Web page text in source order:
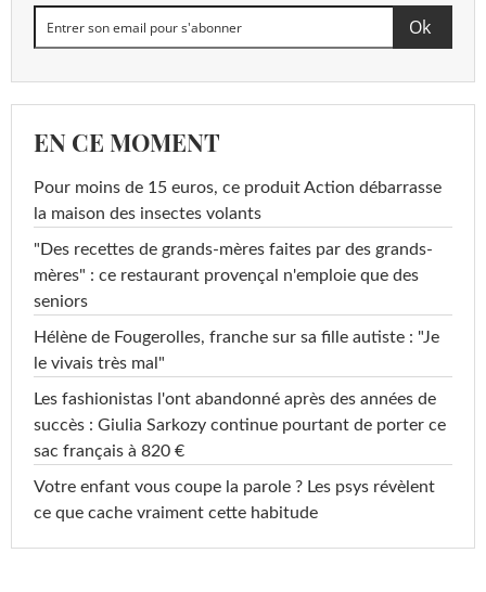
EN CE MOMENT
Pour moins de 15 euros, ce produit Action débarrasse
la maison des insectes volants
"Des recettes de grands-mères faites par des grands-
mères" : ce restaurant provençal n'emploie que des
seniors
Hélène de Fougerolles, franche sur sa fille autiste : "Je
le vivais très mal"
Les fashionistas l'ont abandonné après des années de
succès : Giulia Sarkozy continue pourtant de porter ce
sac français à 820 €
Votre enfant vous coupe la parole ? Les psys révèlent
ce que cache vraiment cette habitude